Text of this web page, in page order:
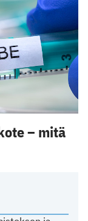
– mitä